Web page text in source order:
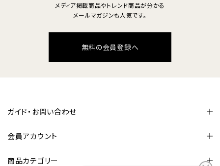
メディア掲載商品やトレンド商品が分かる
メールマガジンも人気です。
無料の会員登録へ
ガイド・お問い合わせ
会員アカウント
商品カテゴリー